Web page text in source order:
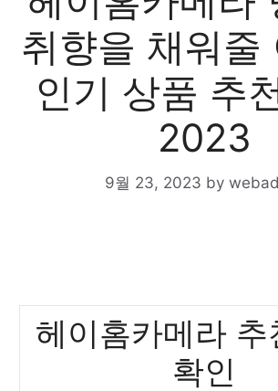
취향을 채워줄
인기 상품 추
2023
9월 23, 2023 by
헤이홈카메라 추
확인